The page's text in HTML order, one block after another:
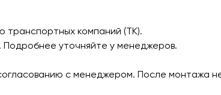
транспортных компаний (ТК).
Подробнее уточняйте у менеджеров.
с менеджером. После монтажа